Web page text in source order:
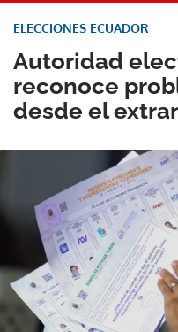
Autoridad
reconoce
desde el
ELECCIONES ECUADOR